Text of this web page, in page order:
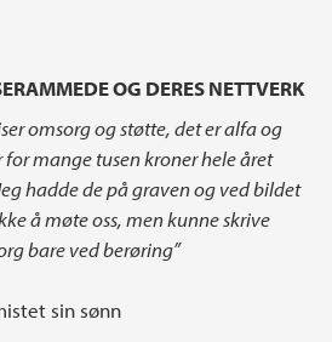
OG DERES NETTVERK
omsorg og støtte, det er alfa og
mange tusen kroner hele året
hadde de på graven og ved bildet
å møte oss, men kunne skrive
bare ved berøring”
sin sønn